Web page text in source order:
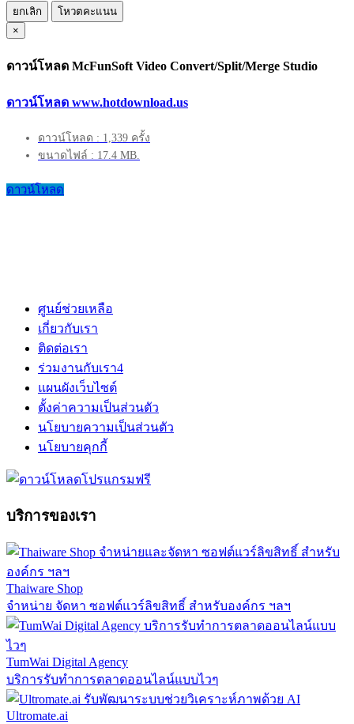
ยกเลิก
โหวตคะแนน
×
ดาวน์โหลด McFunSoft Video Convert/Split/Merge Studio
ดาวน์โหลด www.hotdownload.us
ดาวน์โหลด : 1,339 ครั้ง
ขนาดไฟล์ : 17.4 MB.
ดาวน์โหลด
ศูนย์ช่วยเหลือ
เกี่ยวกับเรา
ติดต่อเรา
ร่วมงานกับเรา4
แผนผังเว็บไซต์
ตั้งค่าความเป็นส่วนตัว
นโยบายความเป็นส่วนตัว
นโยบายคุกกี้
บริการของเรา
Thaiware Shop
จำหน่าย จัดหา ซอฟต์แวร์ลิขสิทธิ์ สำหรับองค์กร ฯลฯ
TumWai Digital Agency
บริการรับทำการตลาดออนไลน์แบบไวๆ
Ultromate.ai